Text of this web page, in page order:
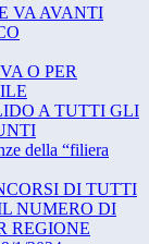
VA AVANTI
O PER
A TUTTI GLI
della “filiera
DI TUTTI
NUMERO DI
REGIONE